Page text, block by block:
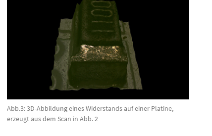
Abb.3: 3D-Abbildung eines Widerstands auf einer Platine,
erzeugt aus dem Scan in Abb. 2